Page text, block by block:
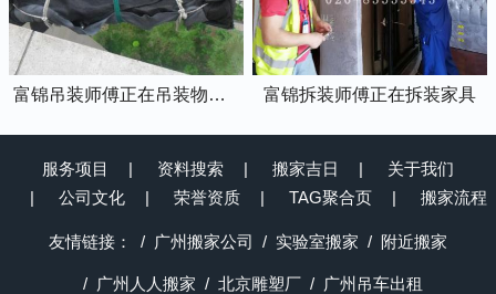
富锦吊装师傅正在吊装物品上楼 富锦拆装师傅正在拆装家具
服务项目 资料搜索 搬家吉日
关于我们
公司文化
荣誉资质 TAG聚合页 搬家流程
友情链接： 广州搬家公司 实验室搬家 附近搬家
广州人人搬家 北京雕塑厂 广州吊车出租